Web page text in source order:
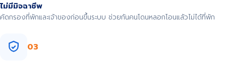
ไม่มีมิจฉาชีพ
คัดกรองที่พักและเจ้าของก่อนขึ้นระบบ ช่วยกันคนโดนหลอกโอนแล้วไม่ได้ที่พัก
03